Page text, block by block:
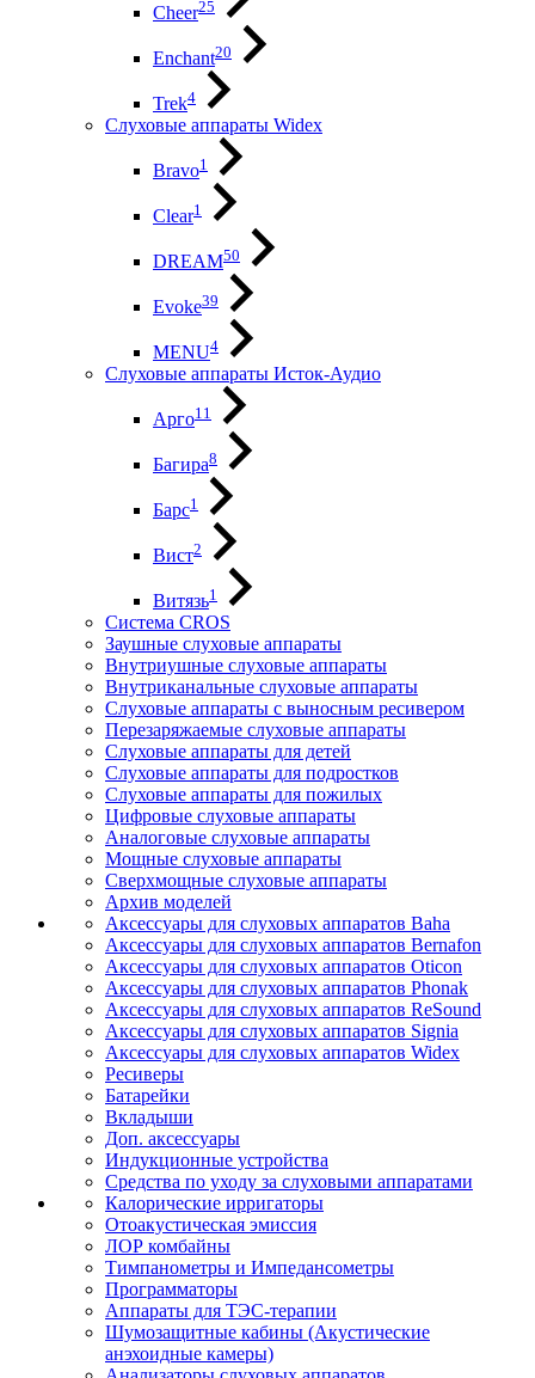
Cheer25
Enchant20
Trek4
Слуховые аппараты Widex
Bravo1
Clear1
DREAM50
Evoke39
MENU4
Слуховые аппараты Исток-Аудио
Арго11
Багира8
Барс1
Вист2
Витязь1
Система CROS
Заушные слуховые аппараты
Внутриушные слуховые аппараты
Внутриканальные слуховые аппараты
Слуховые аппараты с выносным ресивером
Перезаряжаемые слуховые аппараты
Слуховые аппараты для детей
Слуховые аппараты для подростков
Слуховые аппараты для пожилых
Цифровые слуховые аппараты
Аналоговые слуховые аппараты
Мощные слуховые аппараты
Сверхмощные слуховые аппараты
Архив моделей
Аксессуары для слуховых аппаратов Baha
Аксессуары для слуховых аппаратов Bernafon
Аксессуары для слуховых аппаратов Oticon
Аксессуары для слуховых аппаратов Phonak
Аксессуары для слуховых аппаратов ReSound
Аксессуары для слуховых аппаратов Signia
Аксессуары для слуховых аппаратов Widex
Ресиверы
Батарейки
Вкладыши
Доп. аксессуары
Индукционные устройства
Средства по уходу за слуховыми аппаратами
Калорические ирригаторы
Отоакустическая эмиссия
ЛОР комбайны
Тимпанометры и Импедансометры
Программаторы
Аппараты для ТЭС-терапии
Шумозащитные кабины (Акустические
анэхоидные камеры)